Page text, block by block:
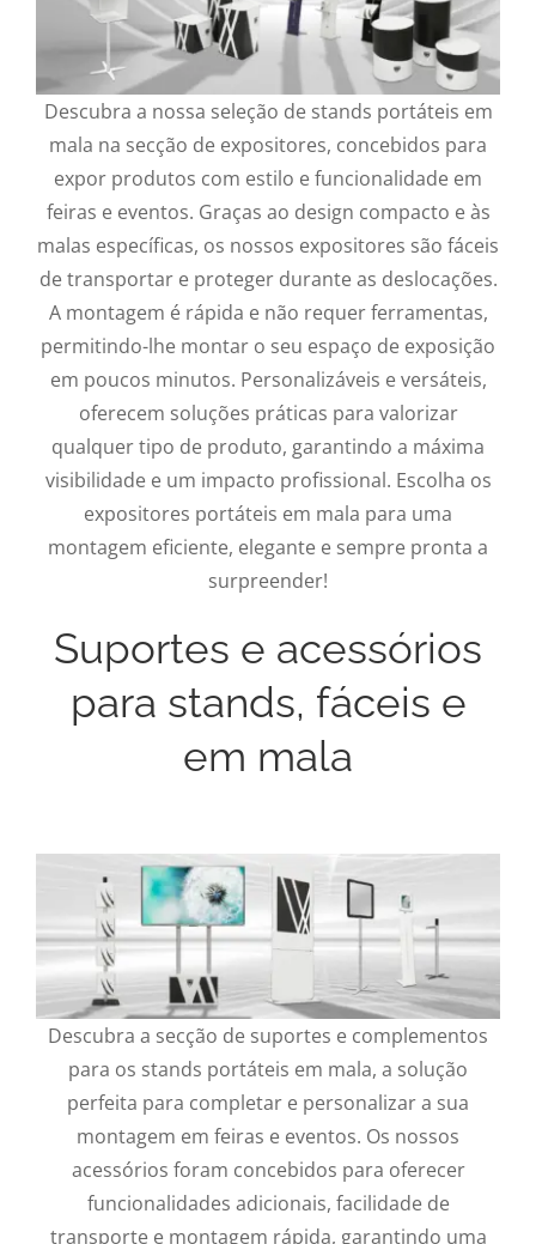
Descubra a nossa seleção de stands portáteis em
mala na secção de expositores, concebidos para
expor produtos com estilo e funcionalidade em
feiras e eventos. Graças ao design compacto e às
malas específicas, os nossos expositores são fáceis
de transportar e proteger durante as deslocações.
A montagem é rápida e não requer ferramentas,
permitindo-lhe montar o seu espaço de exposição
em poucos minutos. Personalizáveis e versáteis,
oferecem soluções práticas para valorizar
qualquer tipo de produto, garantindo a máxima
visibilidade e um impacto profissional. Escolha os
expositores portáteis em mala para uma
montagem eficiente, elegante e sempre pronta a
surpreender!
Suportes e acessórios
para stands, fáceis e
em mala
Descubra a secção de suportes e complementos
para os stands portáteis em mala, a solução
perfeita para completar e personalizar a sua
montagem em feiras e eventos. Os nossos
acessórios foram concebidos para oferecer
funcionalidades adicionais, facilidade de
transporte e montagem rápida, garantindo uma